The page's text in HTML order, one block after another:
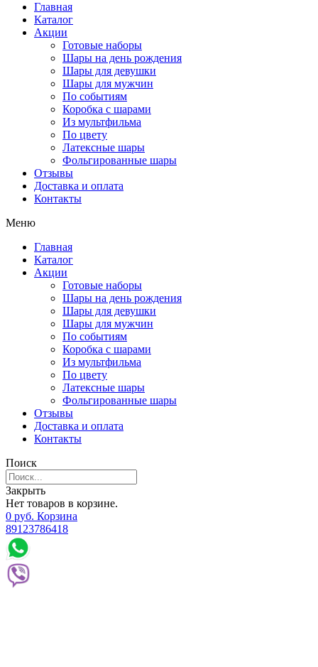
Главная
Каталог
Акции
Готовые наборы
Шары на день рождения
Шары для девушки
Шары для мужчин
По событиям
Коробка с шарами
Из мультфильма
По цвету
Латексные шары
Фольгированные шары
Отзывы
Доставка и оплата
Контакты
Меню
Главная
Каталог
Акции
Готовые наборы
Шары на день рождения
Шары для девушки
Шары для мужчин
По событиям
Коробка с шарами
Из мультфильма
По цвету
Латексные шары
Фольгированные шары
Отзывы
Доставка и оплата
Контакты
Поиск
Закрыть
Нет товаров в корзине.
0 руб. Корзина
89123786418